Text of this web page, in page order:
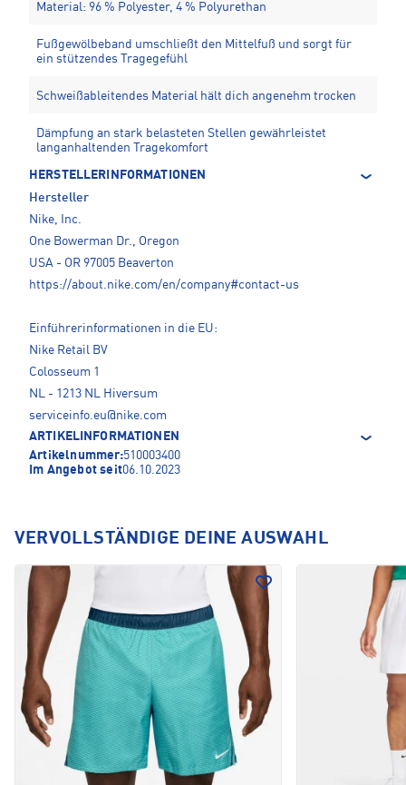
Material: 96 % Polyester, 4 % Polyurethan
Fußgewölbeband umschließt den Mittelfuß und sorgt für
ein stützendes Tragegefühl
Schweißableitendes Material hält dich angenehm trocken
Dämpfung an stark belasteten Stellen gewährleistet
langanhaltenden Tragekomfort
HERSTELLERINFORMATIONEN
Hersteller
Nike, Inc.
One Bowerman Dr., Oregon
USA - OR 97005 Beaverton
https://about.nike.com/en/company#contact-us
Einführerinformationen in die EU:
Nike Retail BV
Colosseum 1
NL - 1213 NL Hiversum
serviceinfo.eu@nike.com
ARTIKELINFORMATIONEN
Artikelnummer:510003400
Im Angebot seit06.10.2023
VERVOLLSTÄNDIGE DEINE AUSWAHL